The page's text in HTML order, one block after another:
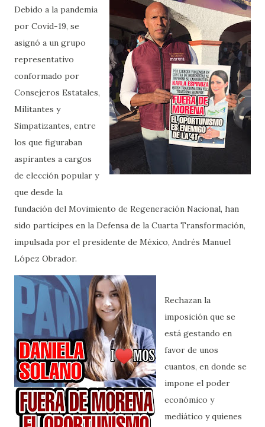
Debido a la pandemia
por Covid-19, se
asignó a un grupo
representativo
conformado por
Consejeros Estatales,
Militantes y
Simpatizantes, entre
los que figuraban
aspirantes a cargos
de elección popular y
que desde la
fundación del Movimiento de Regeneración Nacional, han
sido partícipes en la Defensa de la Cuarta Transformación,
impulsada por el presidente de México, Andrés Manuel
López Obrador.
Rechazan la
imposición que se
está gestando en
favor de unos
cuantos, en donde se
impone el poder
económico y
mediático y quienes